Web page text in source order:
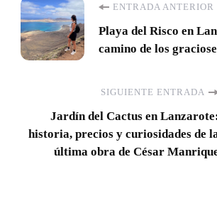
Navegación
de
entradas
ENTRADA ANTERIOR
Playa del Risco en
camino de los
SIGUIENTE ENTRADA
Jardín del Cactus en Lanzarote:
historia, precios y curiosidades de
última obra de César